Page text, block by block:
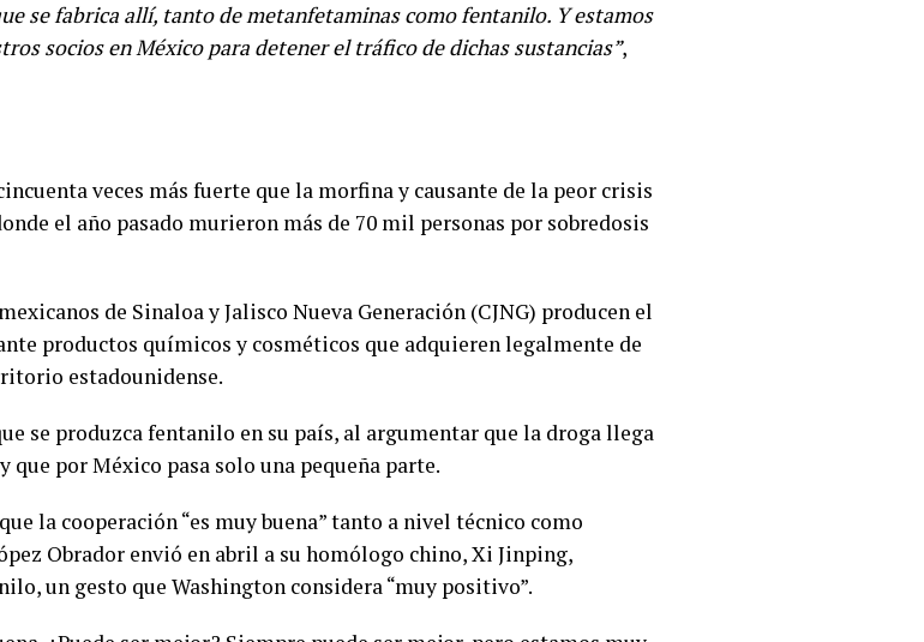
se fabrica allí, tanto de metanfetaminas como fentanilo. Y estamos
socios en México para detener el tráfico de dichas sustancias”,
veces más fuerte que la morfina y causante de la peor crisis
el año pasado murieron más de 70 mil personas por sobredosis
de Sinaloa y Jalisco Nueva Generación (CJNG) producen el
productos químicos y cosméticos que adquieren legalmente de
estadounidense.
se produzca fentanilo en su país, al argumentar que la droga llega
por México pasa solo una pequeña parte.
la cooperación “es muy buena” tanto a nivel técnico como
Obrador envió en abril a su homólogo chino, Xi Jinping,
un gesto que Washington considera “muy positivo”.